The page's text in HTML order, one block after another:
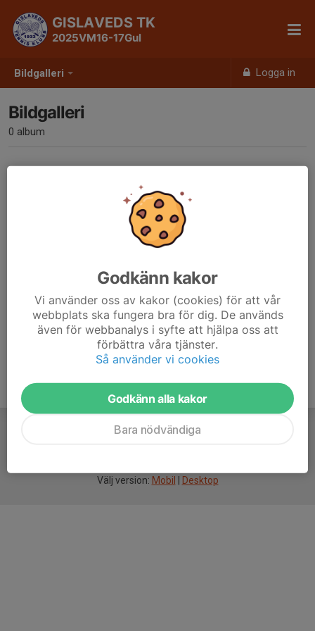
Bildgalleri Logga in
GISLAVEDS TK
2025VM16-17Gul
Bildgalleri
0 album
Inga album skapade
Välj version: Mobil Desktop
Godkänn kakor
Vi använder oss av kakor (cookies) för att vår
webbplats ska fungera bra för dig. De används
även för webbanalys i syfte att hjälpa oss att
förbättra våra tjänster.
Så använder vi cookies
Godkänn alla kakor
Bara nödvändiga